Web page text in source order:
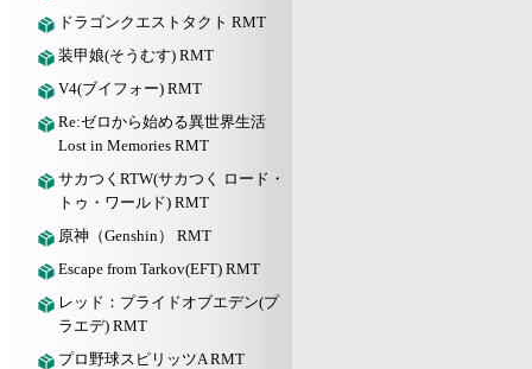
ドラゴンクエストタクト RMT
装甲娘(そうむす) RMT
V4(ブイフォー) RMT
Re:ゼロから始める異世界生活
Lost in Memories RMT
サカつくRTW(サカつく ロード・
トゥ・ワールド) RMT
原神（Genshin） RMT
Escape from Tarkov(EFT) RMT
レッド：プライドオブエデン(プ
ラエデ) RMT
プロ野球スピリッツA RMT